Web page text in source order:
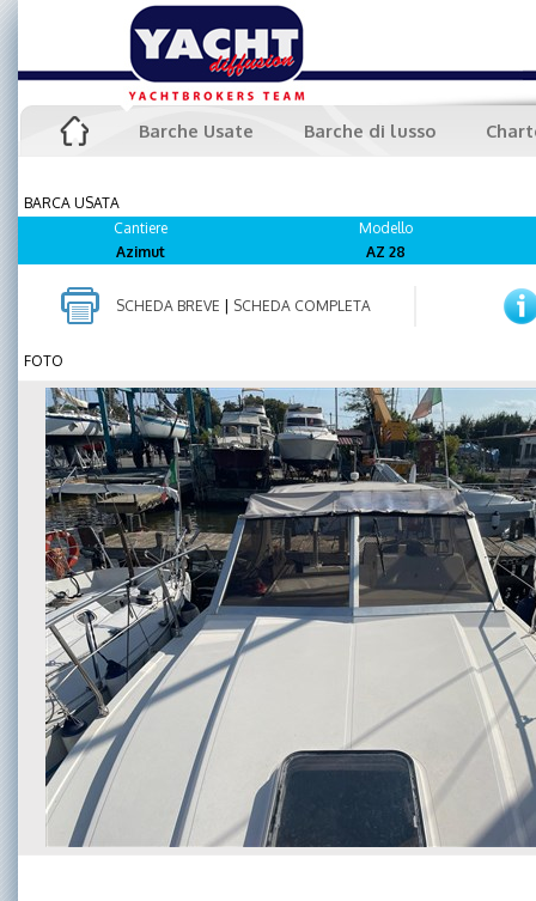
Barche Usate Barche di lusso
BARCA USATA
Cantiere
Modello
Azimut
AZ 28
SCHEDA BREVE SCHEDA COMPLETA
FOTO